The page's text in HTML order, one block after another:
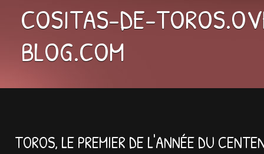
COSITAS-DE-
BLOG.COM
TOROS, LE PREMIER DE L'ANNÉE DU